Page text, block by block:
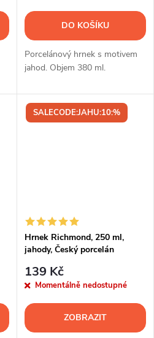
DO KOŠÍKU
Porcelánový hrnek s motivem
jahod. Objem 380 ml.
SALECODE:JAHU:10:%
Hrnek Richmond, 250 ml,
jahody, Český porcelán
139 Kč
Momentálně nedostupné
ZOBRAZIT